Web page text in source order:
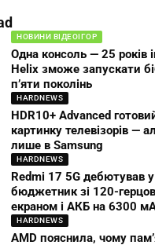
НОВИНИ ВІДЕОІГОР
Одна консоль — 25 років
Helix зможе запускати
п’яти поколінь
HARDNEWS
HDR10+ Advanced
картинку телевізорів —
лише в Samsung
HARDNEWS
Redmi 17 5G дебютував
бюджетник зі 120-
екраном і АКБ на 6300
HARDNEWS
AMD пояснила, чому